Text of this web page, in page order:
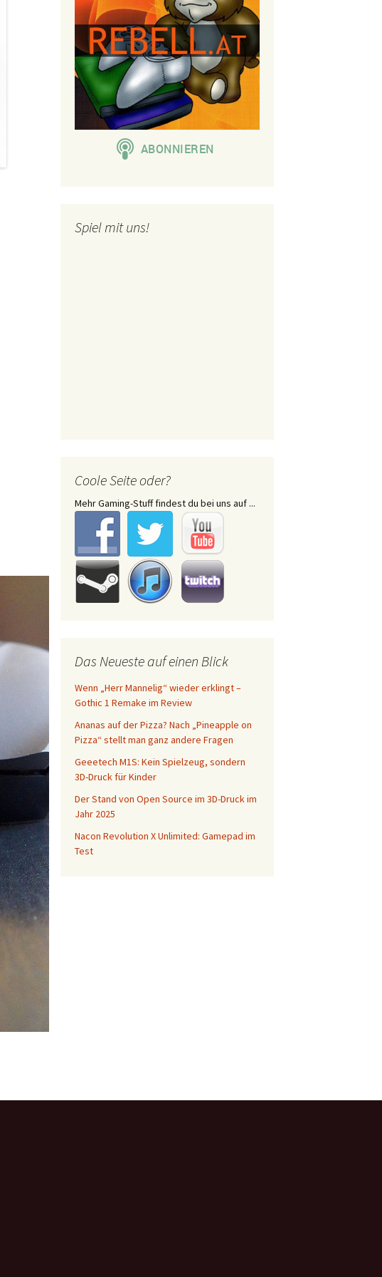
Spiel mit uns!
Coole Seite oder?
Mehr Gaming-Stuff findest du bei uns auf ...
Das Neueste auf einen Blick
Wenn „Herr Mannelig“ wieder erklingt –
Gothic 1 Remake im Review
Ananas auf der Pizza? Nach „Pineapple on
Pizza“ stellt man ganz andere Fragen
Geeetech M1S: Kein Spielzeug, sondern
3D-Druck für Kinder
Der Stand von Open Source im 3D-Druck im
Jahr 2025
Nacon Revolution X Unlimited: Gamepad im
Test